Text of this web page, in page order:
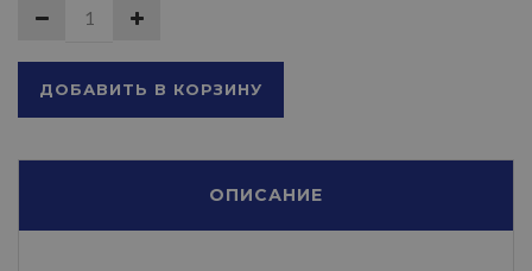
ДОБАВИТЬ В КОРЗИНУ
ОПИСАНИЕ